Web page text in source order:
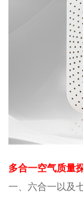
多合一空气质量
一、六合一以及